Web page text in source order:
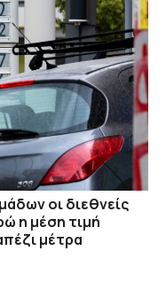
οι διεθνείς
η μέση τιμή
μέτρα